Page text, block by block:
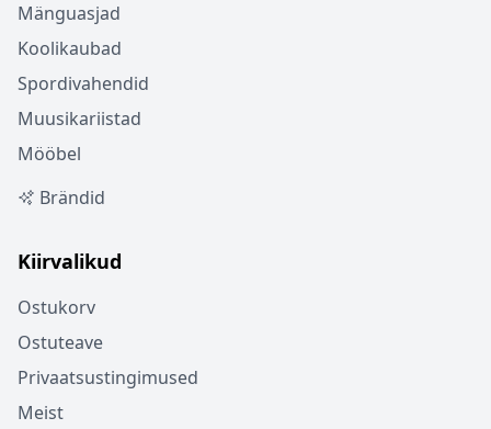
Mänguasjad
Koolikaubad
Spordivahendid
Muusikariistad
Mööbel
Brändid
Kiirvalikud
Ostukorv
Ostuteave
Privaatsustingimused
Meist